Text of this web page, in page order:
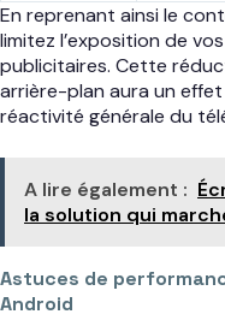
En reprenant ainsi le
limitez l’exposition de
publicitaires. Cette
arrière-plan aura un
réactivité générale du
A lire également :
la solution qui
Astuces de
Android